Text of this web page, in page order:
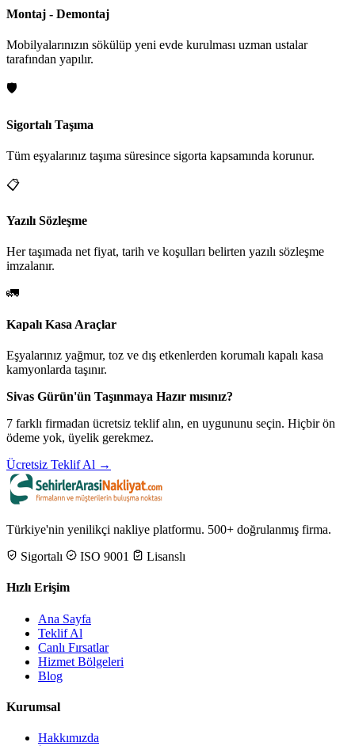
Montaj - Demontaj
Mobilyalarınızın sökülüp yeni evde kurulması uzman ustalar
tarafından yapılır.
🛡️
Sigortalı Taşıma
Tüm eşyalarınız taşıma süresince sigorta kapsamında korunur.
📋
Yazılı Sözleşme
Her taşımada net fiyat, tarih ve koşulları belirten yazılı sözleşme
imzalanır.
🚛
Kapalı Kasa Araçlar
Eşyalarınız yağmur, toz ve dış etkenlerden korumalı kapalı kasa
kamyonlarda taşınır.
Sivas Gürün'ün Taşınmaya Hazır mısınız?
7 farklı firmadan ücretsiz teklif alın, en uygununu seçin. Hiçbir ön
ödeme yok, üyelik gerekmez.
Ücretsiz Teklif Al →
Türkiye'nin yenilikçi nakliye platformu. 500+ doğrulanmış firma.
Sigortalı
ISO 9001 Lisanslı
Hızlı Erişim
Ana Sayfa
Teklif Al
Canlı Fırsatlar
Hizmet Bölgeleri
Blog
Kurumsal
Hakkımızda